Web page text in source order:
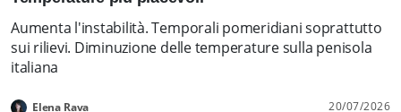
Aumenta l'instabilità. Temporali pomeridiani soprattutto
sui rilievi. Diminuzione delle temperature sulla penisola
italiana
Elena Rava 20/07/2026